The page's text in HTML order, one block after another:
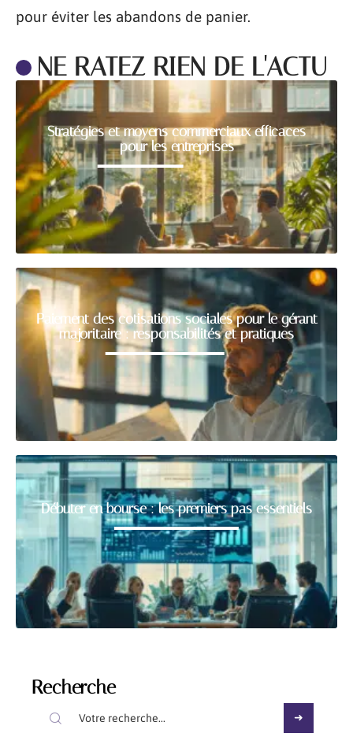
pour éviter les abandons de panier.
NE RATEZ RIEN DE L'ACTU
Stratégies et moyens commerciaux efficaces
pour les entreprises
Paiement des cotisations sociales pour le gérant
majoritaire : responsabilités et pratiques
Débuter en bourse : les premiers pas essentiels
Recherche